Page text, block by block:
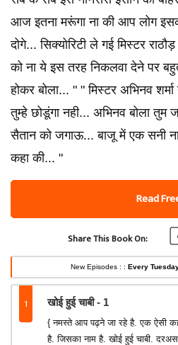
आज इतना मरूंगा ना की आप लोग
दोगे... सिक्योरिटी ले गई मिस्टर
को ना ये इस तरह निकलवा देने पर
होकर बोला... " " मिस्टर अभिनव
तुम्हे छोडूंगा नही... अभिनव बोला
सैतान को जगाऊ... बाजू में एक सनी
कहा की... "
Read
Share This Book On:
New Episodes : : Every
1 खोई हुई चाबी - 1
{ नमस्ते आप पढ़ने जा रहे है. एक ऐसी
है. जिसका नाम है. खोई हुई चाबी.